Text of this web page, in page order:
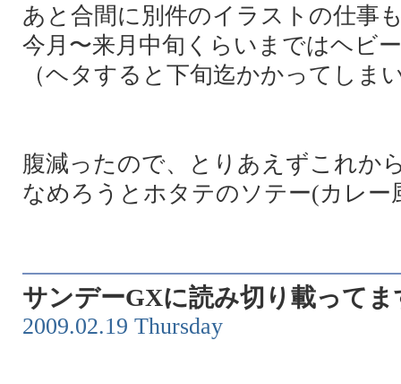
あと合間に別件のイラストの仕事
今月〜来月中旬くらいまではヘビ
（ヘタすると下旬迄かかってし
腹減ったので、とりあえずこれか
なめろうとホタテのソテー(カレー
サンデーGXに読み切り載ってま
2009.02.19 Thursday